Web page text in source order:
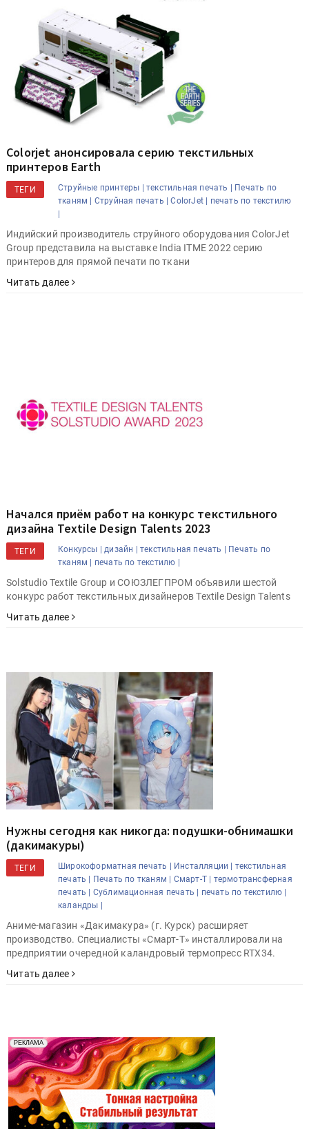
Colorjet анонсировала серию текстильных
принтеров Earth
ТЕГИ Струйные принтеры | текстильная печать | Печать по
тканям | Струйная печать | ColorJet | печать по текстилю
|
Индийский производитель струйного оборудования ColorJet
Group представила на выставке India ITME 2022 серию
принтеров для прямой печати по ткани
Читать далее
Начался приём работ на конкурс текстильного
дизайна Textile Design Talents 2023
ТЕГИ Конкурсы | дизайн | текстильная печать | Печать по
тканям | печать по текстилю |
Solstudio Textile Group и СОЮЗЛЕГПРОМ объявили шестой
конкурс работ текстильных дизайнеров Textile Design Talents
Читать далее
Нужны сегодня как никогда: подушки-обнимашки
(дакимакуры)
ТЕГИ Широкоформатная печать | Инсталляции |
текстильная
печать |
Печать по тканям | Смарт-Т |
термотрансферная
печать |
Сублимационная печать |
печать по текстилю |
каландры |
Аниме-магазин «Дакимакура» (г. Курск) расширяет
производство. Специалисты «Смарт-Т» инсталлировали на
предприятии очередной каландровый термопресс RTX34.
Читать далее
РЕКЛАМА
Реклама. Рекламодатель ООО "Передовые Системы
Печати" erid: 2SDnjd2d4Qz